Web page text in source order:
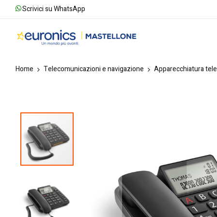
Scrivici su WhatsApp
Home Telecomunicazioni e navigazione Apparecchiatura
to
the
end
of
the
images
gallery